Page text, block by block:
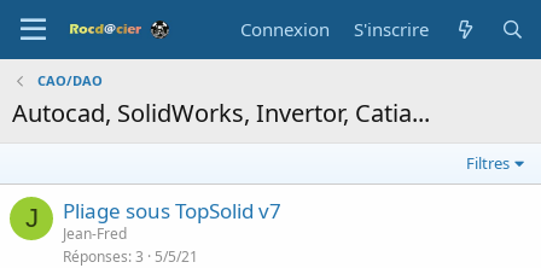
Connexion S'inscrire
CAO/DAO
Autocad, SolidWorks, Invertor, Catia...
Filtres
J Pliage sous TopSolid v7
Jean-Fred
Réponses 3 5/5/21